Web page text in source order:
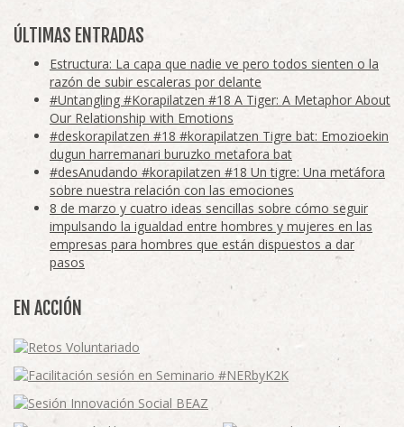
ÚLTIMAS ENTRADAS
Estructura: La capa que nadie ve pero todos sienten o la
razón de subir escaleras por delante
#Untangling #Korapilatzen #18 A Tiger: A Metaphor About
Our Relationship with Emotions
#deskorapilatzen #18 #korapilatzen Tigre bat: Emozioekin
dugun harremanari buruzko metafora bat
#desAnudando #korapilatzen #18 Un tigre: Una metáfora
sobre nuestra relación con las emociones
8 de marzo y cuatro ideas sencillas sobre cómo seguir
impulsando la igualdad entre hombres y mujeres en las
empresas para hombres que están dispuestos a dar
pasos
EN ACCIÓN